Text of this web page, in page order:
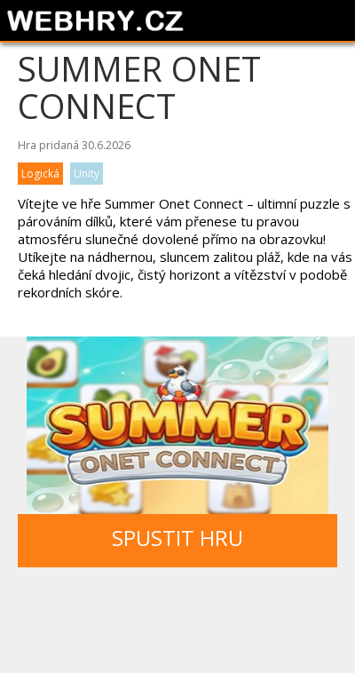
SUMMER ONET
CONNECT
Hra pridaná 30.6.2026
Logická
Unity
Vítejte ve hře Summer Onet Connect – ultimní puzzle s
párováním dílků, které vám přenese tu pravou
atmosféru slunečné dovolené přímo na obrazovku!
Utíkejte na nádhernou, sluncem zalitou pláž, kde na vás
čeká hledání dvojic, čistý horizont a vítězství v podobě
rekordních skóre.
SPUSTIT HRU